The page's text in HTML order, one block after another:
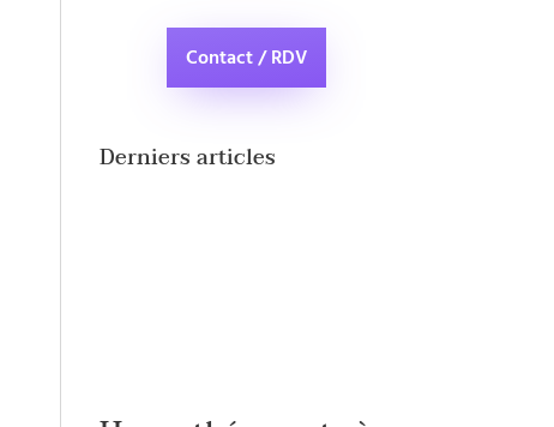
Contact / RDV
Derniers articles